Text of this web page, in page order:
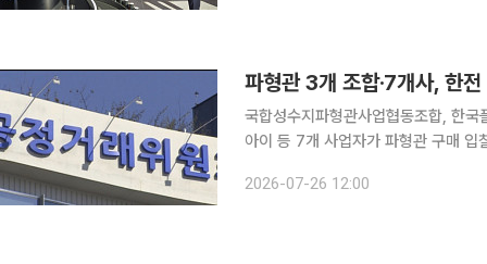
파형관 3개 조합·7개사, 한
국합성수지파형관사업협동조합, 한
아이 등 7개 사업자가 파형관 구매 입
대해 사전에 낙찰예정자와 낙찰물량
2026-07-26 12:00